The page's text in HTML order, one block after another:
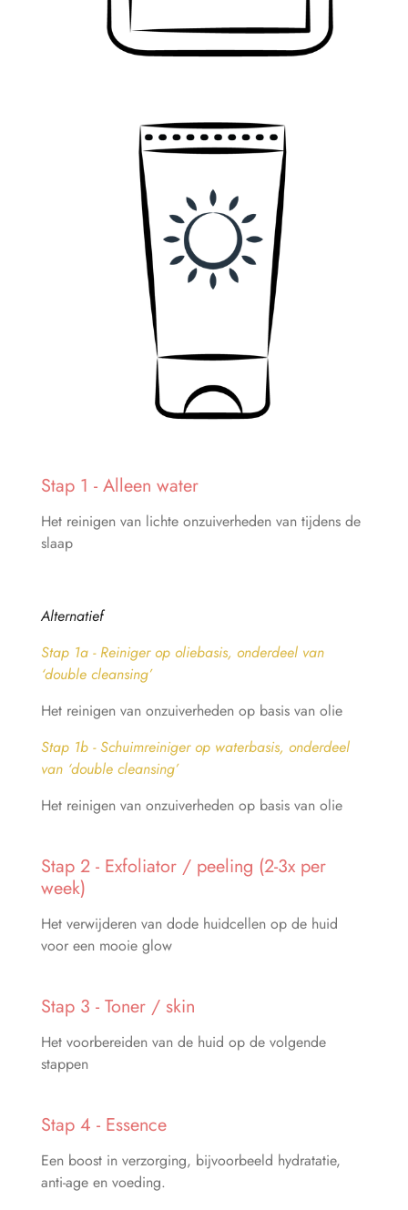
Stap 1 - Alleen water
Het reinigen van lichte onzuiverheden van tijdens de
slaap
Alternatief
Stap 1a - Reiniger op oliebasis, onderdeel van
‘double cleansing’
Het reinigen van onzuiverheden op basis van olie
Stap 1b - Schuimreiniger op waterbasis, onderdeel
van ‘double cleansing’
Het reinigen van onzuiverheden op basis van olie
Stap 2 - Exfoliator / peeling (2-3x per
week)
Het verwijderen van dode huidcellen op de huid
voor een mooie glow
Stap 3 - Toner / skin
Het voorbereiden van de huid op de volgende
stappen
Stap 4 - Essence
Een boost in verzorging, bijvoorbeeld hydratatie,
anti-age en voeding.